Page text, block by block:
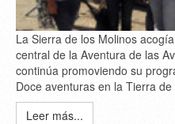
La Sierra de los Molinos
central de la Aventura de las
continúa promoviendo su
Doce aventuras en la Tierra de
Leer más...